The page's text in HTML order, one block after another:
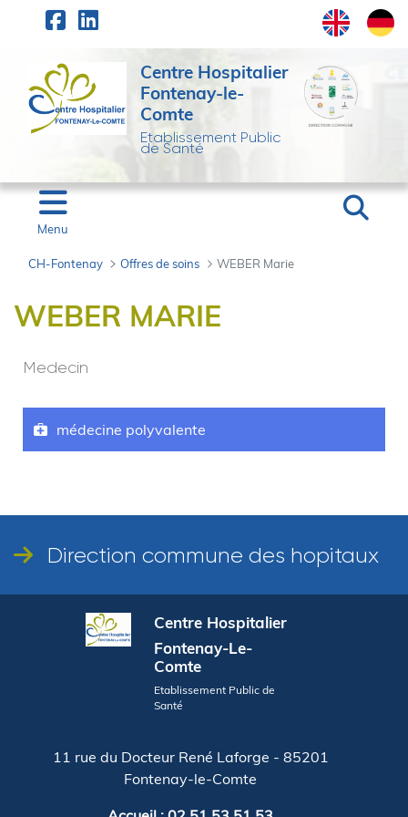
Saut au contenu principal
Centre Hospitalier
Fontenay-le-
Comte
Etablissement Public
de Santé
Menu
CH-Fontenay Offres de soins WEBER Marie
WEBER Marie - CH-
WEBER MARIE
Medecin
médecine polyvalente
Direction commune des hopitaux
Centre Hospitalier
Fontenay-Le-
Comte
Etablissement Public de
Santé
11 rue du Docteur René Laforge - 85201
Fontenay-le-Comte
Panneau de gestion des cookies